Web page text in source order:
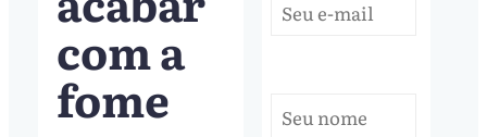
com a
fome